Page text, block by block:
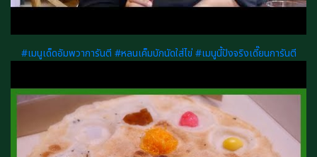
#เมนูเด็ดอัมพวาการันตี #หลนเค็มบักนัดใส่ไข่ #เมนูนี้ปังจริงเดี๊ยนการันตี